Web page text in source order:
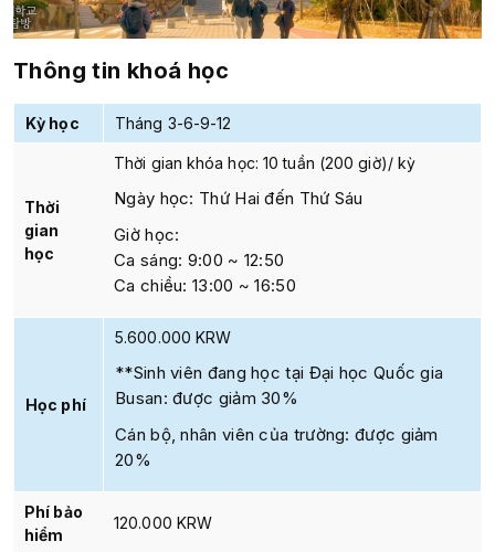
Thông tin khoá học
Kỳ học Tháng 3-6-9-12
Thời
gian
học
Thời gian khóa học: 10 tuần (200 giờ)/ kỳ
Ngày học: Thứ Hai đến Thứ Sáu
Giờ học:
Ca sáng: 9:00 ~ 12:50
Ca chiều: 13:00 ~ 16:50
Học phí
5.600.000 KRW
**Sinh viên đang học tại Đại học Quốc gia
Busan: được giảm 30%
Cán bộ, nhân viên của trường: được giảm
20%
Phí bảo
hiểm
120.000 KRW